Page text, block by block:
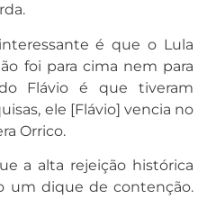
é que o Lula
foi para cima nem para
Flávio é que tiveram
ele [Flávio] vencia no
Orrico.
a alta rejeição histórica
um dique de contenção.